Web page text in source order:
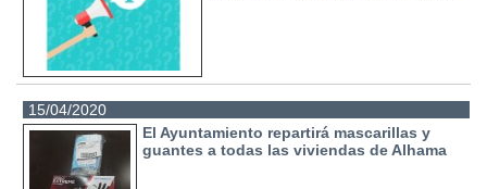
15/04/2020
El Ayuntamiento repartirá mascarillas y
guantes a todas las viviendas de Alhama